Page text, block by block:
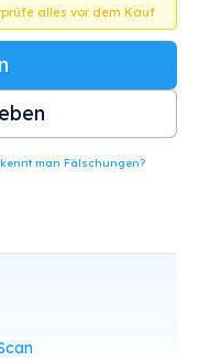
alles vor dem Kauf
man Fälschungen?